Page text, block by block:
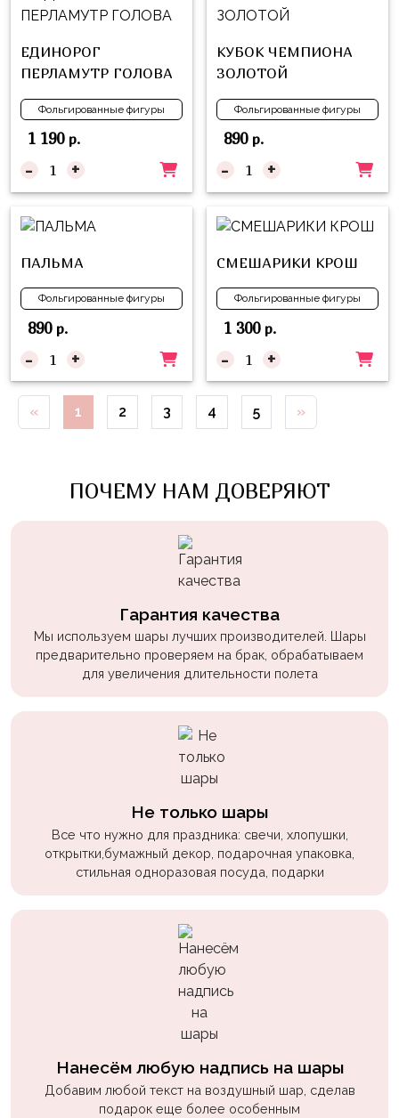
ЕДИНОРОГ
ПЕРЛАМУТР ГОЛОВА
Фольгированные фигуры
1 190р.
- +
КУБОК ЧЕМПИОНА
ЗОЛОТОЙ
Фольгированные фигуры
890р.
- +
ПАЛЬМА
Фольгированные фигуры
890р.
- +
СМЕШАРИКИ КРОШ
Фольгированные фигуры
1 300р.
- +
« 1 2 3 4 5 »
ПОЧЕМУ НАМ ДОВЕРЯЮТ
Гарантия качества
Мы используем шары лучших производителей. Шары
предварительно проверяем на брак, обрабатываем
для увеличения длительности полета
Не только шары
Все что нужно для праздника: свечи, хлопушки,
открытки,бумажный декор, подарочная упаковка,
стильная одноразовая посуда, подарки
Нанесём любую надпись на шары
Добавим любой текст на воздушный шар, сделав
подарок еще более особенным
Куклы
Для
Для
Неё
Мишка
Тедди
Транспорт
Техника
Животные
Морская
Тема
Звёздные
Войны
Трансформеры
Супергерои
Пиратская
Мальчикам
Музыка